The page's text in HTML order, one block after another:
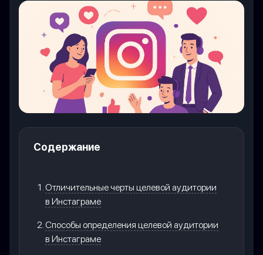
Содержание
Отличительные черты целевой аудитории
в Инстаграме
Способы определения целевой аудитории
в Инстаграме